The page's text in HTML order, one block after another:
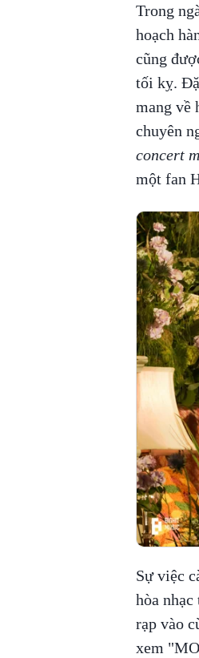
Trong
hoạch
cũng
tối kỵ.
mang về
chuyên
concert
một fan
Sự việc
hòa
rạp vào
xem